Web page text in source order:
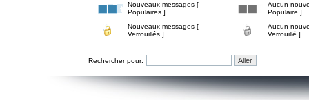
Nouveaux messages [
Populaires ]
Aucun
Populaire ]
Nouveaux messages [
Verrouillés ]
Aucun
Verrouillé ]
Rechercher pour: